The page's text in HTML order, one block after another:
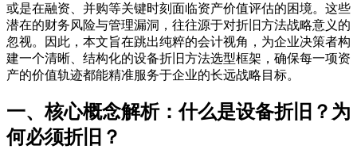
或是在融资、并购等关键时刻面临资产价值评估的困境。这些
潜在的财务风险与管理漏洞，往往源于对折旧方法战略意义的
忽视。因此，本文旨在跳出纯粹的会计视角，为企业决策者构
建一个清晰、结构化的设备折旧方法选型框架，确保每一项资
产的价值轨迹都能精准服务于企业的长远战略目标。
一、核心概念解析：什么是设备折旧？为
何必须折旧？